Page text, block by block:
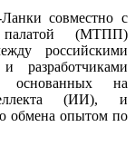
совместно с
палатой (МТПП)
российскими
разработчиками
основанных на
(ИИ), и
обмена опытом по